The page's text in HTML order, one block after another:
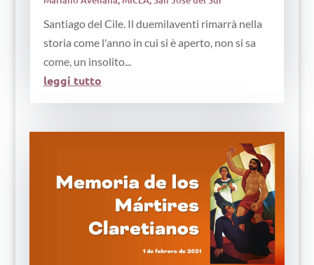
Santiago del Cile. Il duemilaventi rimarrà nella
storia come l'anno in cui si è aperto, non si sa
come, un insolito...
leggi tutto